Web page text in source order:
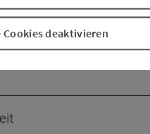
Cookies deaktivieren